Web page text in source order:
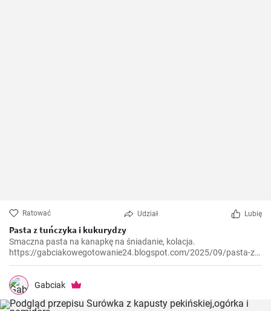
Ratować Udział Lubię
Pasta z tuńczyka i kukurydzy
Smaczna pasta na kanapkę na śniadanie, kolacja.
https://gabciakowegotowanie24.blogspot.com/2025/09/pasta-z-
tunczyka-i-kukurydzy.html
Gabciak